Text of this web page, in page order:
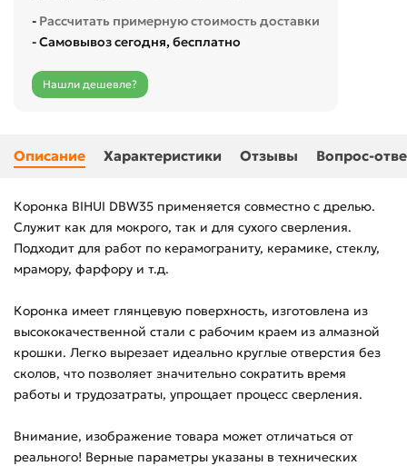
- Рассчитать примерную стоимость доставки
- Самовывоз сегодня, бесплатно
Нашли дешевле?
Описание Характеристики Отзывы Вопрос-
Коронка BIHUI DBW35 применяется совместно с дрелью.
Служит как для мокрого, так и для сухого сверления.
Подходит для работ по керамограниту, керамике, стеклу,
мрамору, фарфору и т.д.
Коронка имеет глянцевую поверхность, изготовлена из
высококачественной стали с рабочим краем из алмазной
крошки. Легко вырезает идеально круглые отверстия без
сколов, что позволяет значительно сократить время
работы и трудозатраты, упрощает процесс сверления.
Внимание, изображение товара может отличаться от
реального! Верные параметры указаны в технических